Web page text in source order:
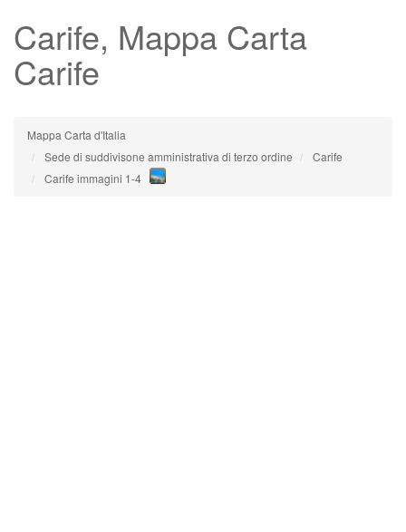
Carife, Mappa Carta
Carife
Mappa Carta d'Italia
Sede di suddivisone amministrativa di terzo ordine
Carife
Carife immagini 1-4